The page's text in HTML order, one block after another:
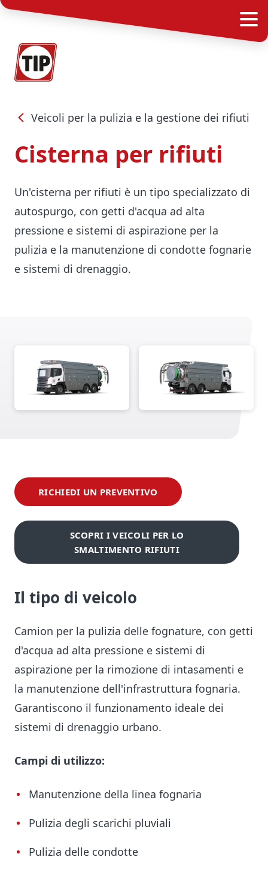
Veicoli per la pulizia e la gestione dei rifiuti
Cisterna per rifiuti
Un'cisterna per rifiuti è un tipo specializzato di
autospurgo, con getti d'acqua ad alta
pressione e sistemi di aspirazione per la
pulizia e la manutenzione di condotte fognarie
e sistemi di drenaggio.
RICHIEDI UN PREVENTIVO
SCOPRI I VEICOLI PER LO
SMALTIMENTO RIFIUTI
Il tipo di veicolo
Camion per la pulizia delle fognature, con getti
d'acqua ad alta pressione e sistemi di
aspirazione per la rimozione di intasamenti e
la manutenzione dell'infrastruttura fognaria.
Garantiscono il funzionamento ideale dei
sistemi di drenaggio urbano.
Campi di utilizzo:
Manutenzione della linea fognaria
Pulizia degli scarichi pluviali
Pulizia delle condotte